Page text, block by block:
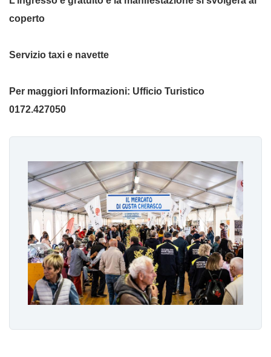
coperto
Servizio taxi e navette
Per maggiori Informazioni: Ufficio Turistico
0172.427050